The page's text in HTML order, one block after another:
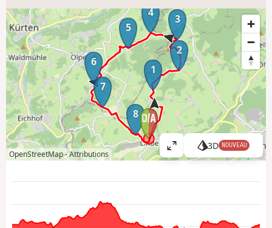
1
2
3
4
5
6
7
8
OpenStreetMap -Attributions
A
ff
h
3D NOUVEAU